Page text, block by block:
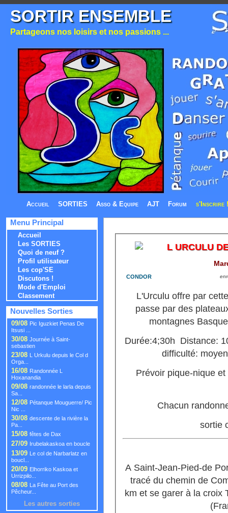
SORTIR ENSEMBLE
Partageons nos loisirs et nos passions ...
Accueil SORTIES Asso & Equipe AJT Forum s'Inscrire !
Menu Principal
Accueil
Les SORTIES
Quoi de neuf ?
Profil utilisateur
Les cop'SE
Discutons !
Mode d'Emploi
Classement
Nouvelles Sorties
09/08 Pic Iguzkiet Penas De
Itsusi ...
30/08 Journée à Saint-
sebastien
23/08 L Urkulu depuis le Col d
Orga...
16/08 Randonnée L
Hoxanandia
09/08 randonnée le larla depuis
Sa...
12/08 Pétanque Mouguerre/ Pic
Nic ...
30/08 descente de la rivière la
Pa...
15/08 fêtes de Dax
27/09 Irubelakaskoa en boucle
13/09 Le col de Narbarlatz en
boucl...
20/09 Elhorriko Kaskoa et
Urrizpilo...
08/08 La Fête au Port des
Pêcheur...
Les autres sorties
L URCULU
CONDOR
L'Urculu offre par
passe par des
montagnes
Durée:4;30h Distance:
difficulté:
Prévoir pique-nique
Chacun
sortie
A Saint-Jean-Pied-de
tracé du chemin de
km et se garer à la croix